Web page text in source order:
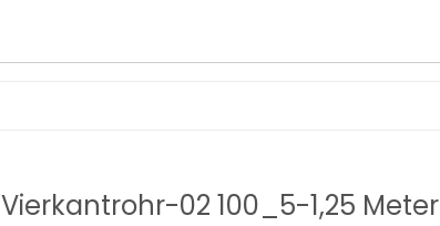
Vierkantrohr-02 100_5-1,25 Meter